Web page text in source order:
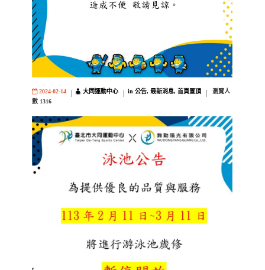
2024-02-14 大同運動中心 in 公告, 最新消息, 首頁置頂
瀏覽人
數 1316